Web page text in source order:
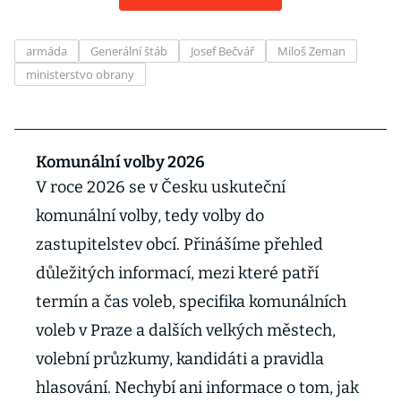
armáda Generální štáb Josef Bečvář
Miloš Zeman
ministerstvo obrany
Komunální volby 2026
V roce 2026 se v Česku uskuteční
komunální volby, tedy volby do
zastupitelstev obcí. Přinášíme přehled
důležitých informací, mezi které patří
termín a čas voleb, specifika komunálních
voleb v Praze a dalších velkých městech,
volební průzkumy, kandidáti a pravidla
hlasování. Nechybí ani informace o tom, jak